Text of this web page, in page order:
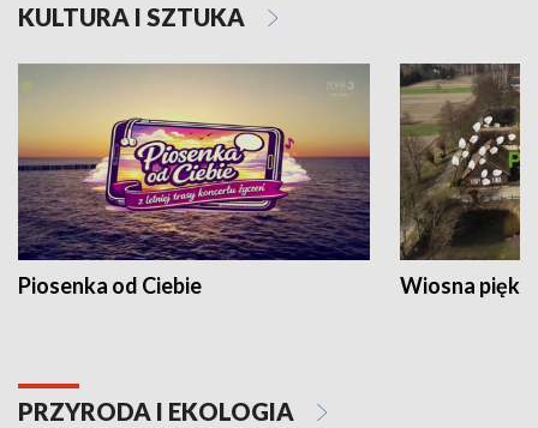
KULTURA I SZTUKA
Piosenka od Ciebie Wiosna
PRZYRODA I EKOLOGIA